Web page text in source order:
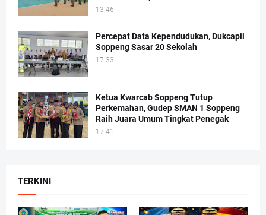
13.46
Percepat Data Kependudukan, Dukcapil
Soppeng Sasar 20 Sekolah
17.33
Ketua Kwarcab Soppeng Tutup
Perkemahan, Gudep SMAN 1 Soppeng
Raih Juara Umum Tingkat Penegak
17.41
TERKINI